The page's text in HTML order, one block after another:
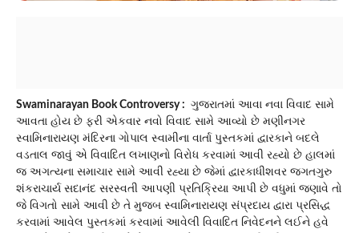
Swaminarayan Book Controversy : ગુજરાતમાં આવા નવા વિવાદ સામે
આવતા હોય છે ફરી એકવાર નવો વિવાદ સામે આવ્યો છે મણીનગર
સ્વામિનારાયણ મંદિરના ગોપાલ સ્વામીના વાર્તા પુસ્તકમાં દ્વારકાને બદલે
વડતાલ જાવું એ વિવાદિત લખાણનો વિરોધ કરવામાં આવી રહ્યો છે હાલમાં
જ અગત્યના સમાચાર સામે આવી રહ્યા છે જેમાં દ્વારકાધીશવર જગતગુરુ
શંકરાચાર્ય સદાનંદ સરસ્વતી આપણી પ્રતિક્રિયા આપી છે વધુમાં જણાવે તો
જે વિગતો સામે આવી છે તે મુજબ સ્વામિનારાયણ સંપ્રદાય દ્વારા પ્રસિદ્ધ
કરવામાં આવેલ પુસ્તકમાં કરવામાં આવેલી વિવાદિત નિવેદનને લઈને હવે